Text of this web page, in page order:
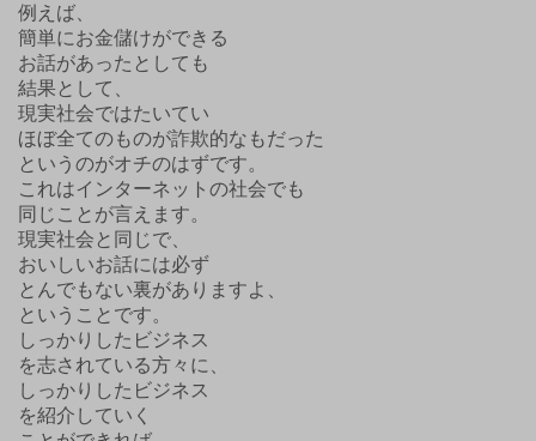
例えば、
簡単にお金儲けができる
お話があったとしても
結果として、
現実社会ではたいてい
ほぼ全てのものが詐欺的なもだった
というのがオチのはずです。
これはインターネットの社会でも
同じことが言えます。
現実社会と同じで、
おいしいお話には必ず
とんでもない裏がありますよ、
ということです。
しっかりしたビジネス
を志されている方々に、
しっかりしたビジネス
を紹介していく